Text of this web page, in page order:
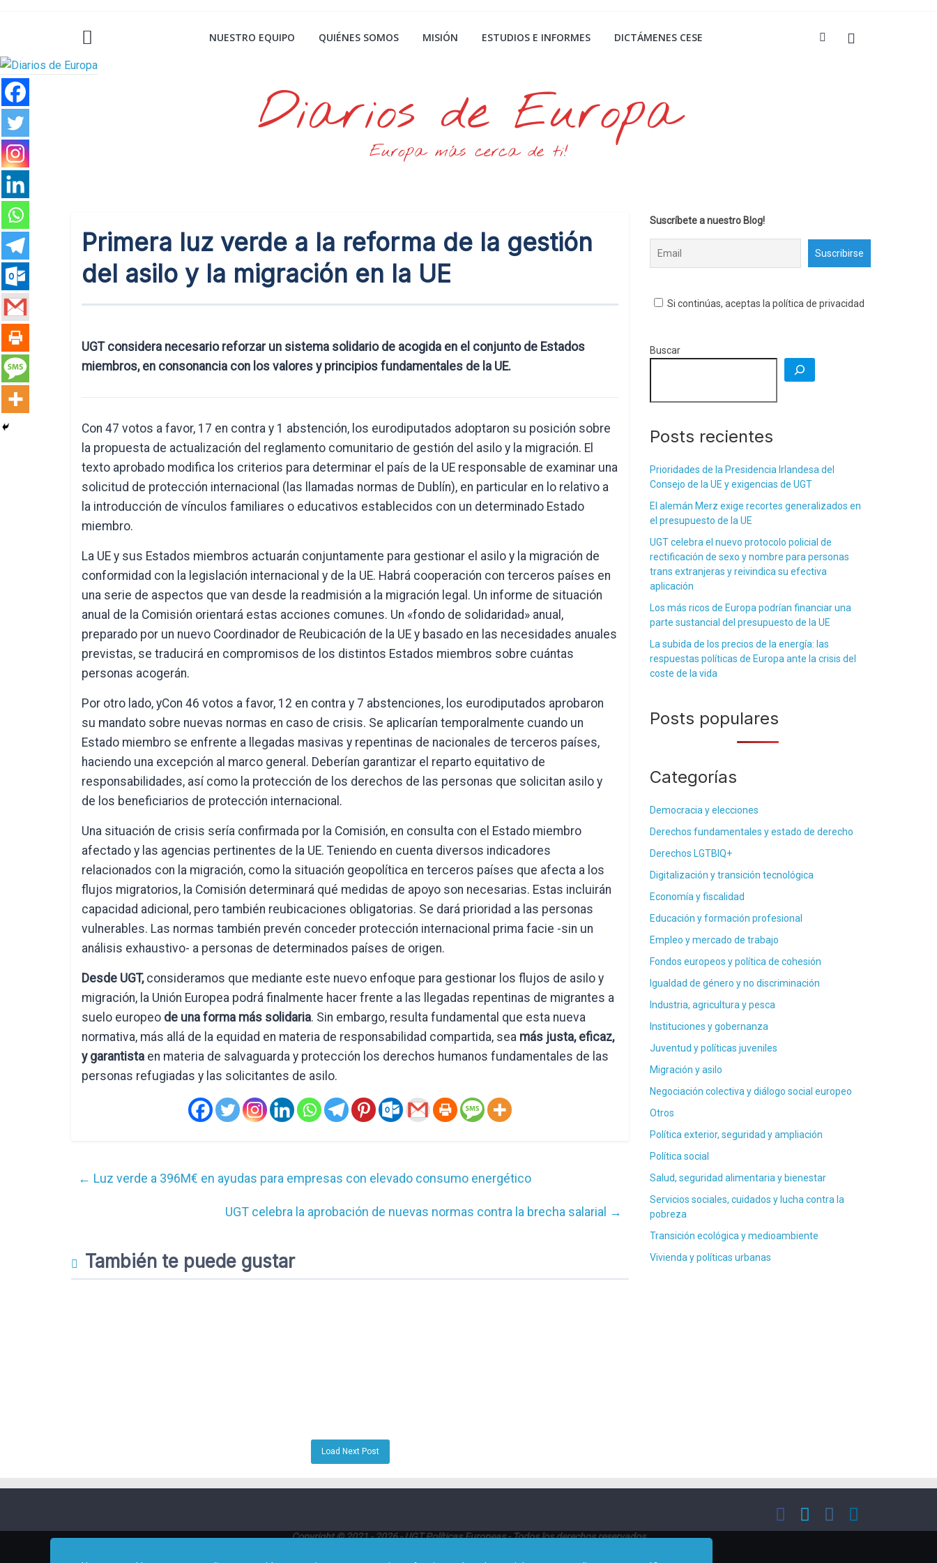
NUESTRO EQUIPO QUIÉNES SOMOS MISIÓN ESTUDIOS E INFORMES DICTÁMENES CESE
Diarios de Europa
Europa más cerca de ti!
Primera luz verde a la reforma de la gestión
del asilo y la migración en la UE
UGT considera necesario reforzar un sistema solidario de acogida en el conjunto de Estados
miembros, en consonancia con los valores y principios fundamentales de la UE.
Con 47 votos a favor, 17 en contra y 1 abstención, los eurodiputados adoptaron su posición sobre
la propuesta de actualización del reglamento comunitario de gestión del asilo y la migración. El
texto aprobado modifica los criterios para determinar el país de la UE responsable de examinar una
solicitud de protección internacional (las llamadas normas de Dublín), en particular en lo relativo a
la introducción de vínculos familiares o educativos establecidos con un determinado Estado
miembro.
La UE y sus Estados miembros actuarán conjuntamente para gestionar el asilo y la migración de
conformidad con la legislación internacional y de la UE. Habrá cooperación con terceros países en
una serie de aspectos que van desde la readmisión a la migración legal. Un informe de situación
anual de la Comisión orientará estas acciones comunes. Un «fondo de solidaridad» anual,
preparado por un nuevo Coordinador de Reubicación de la UE y basado en las necesidades anuales
previstas, se traducirá en compromisos de los distintos Estados miembros sobre cuántas
personas acogerán.
Por otro lado, yCon 46 votos a favor, 12 en contra y 7 abstenciones, los eurodiputados aprobaron
su mandato sobre nuevas normas en caso de crisis. Se aplicarían temporalmente cuando un
Estado miembro se enfrente a llegadas masivas y repentinas de nacionales de terceros países,
haciendo una excepción al marco general. Deberían garantizar el reparto equitativo de
responsabilidades, así como la protección de los derechos de las personas que solicitan asilo y
de los beneficiarios de protección internacional.
Una situación de crisis sería confirmada por la Comisión, en consulta con el Estado miembro
afectado y las agencias pertinentes de la UE. Teniendo en cuenta diversos indicadores
relacionados con la migración, como la situación geopolítica en terceros países que afecta a los
flujos migratorios, la Comisión determinará qué medidas de apoyo son necesarias. Estas incluirán
capacidad adicional, pero también reubicaciones obligatorias. Se dará prioridad a las personas
vulnerables. Las normas también prevén conceder protección internacional prima facie -sin un
análisis exhaustivo- a personas de determinados países de origen.
Desde UGT,consideramos que mediante este nuevo enfoque para gestionar los flujos de asilo y
migración, la Unión Europea podrá finalmente hacer frente a las llegadas repentinas de migrantes a
suelo europeo de una forma más solidaria. Sin embargo, resulta fundamental que esta nueva
normativa, más allá de la equidad en materia de responsabilidad compartida, sea más justa, eficaz,
y garantista en materia de salvaguarda y protección los derechos humanos fundamentales de las
personas refugiadas y las solicitantes de asilo.
← Luz verde a 396M€ en ayudas para empresas con elevado consumo energético
UGT celebra la aprobación de nuevas normas contra la brecha salarial →
También te puede gustar
Load Next Post
Suscríbete a nuestro Blog!
Si continúas, aceptas la política de privacidad
Buscar
Posts recientes
Prioridades de la Presidencia Irlandesa del
Consejo de la UE y exigencias de UGT
El alemán Merz exige recortes generalizados en
el presupuesto de la UE
UGT celebra el nuevo protocolo policial de
rectificación de sexo y nombre para personas
trans extranjeras y reivindica su efectiva
aplicación
Los más ricos de Europa podrían financiar una
parte sustancial del presupuesto de la UE
La subida de los precios de la energía: las
respuestas políticas de Europa ante la crisis del
coste de la vida
Posts populares
Categorías
Democracia y elecciones
Derechos fundamentales y estado de derecho
Derechos LGTBIQ+
Digitalización y transición tecnológica
Economía y fiscalidad
Educación y formación profesional
Empleo y mercado de trabajo
Fondos europeos y política de cohesión
Igualdad de género y no discriminación
Industria, agricultura y pesca
Instituciones y gobernanza
Juventud y políticas juveniles
Migración y asilo
Negociación colectiva y diálogo social europeo
Otros
Política exterior, seguridad y ampliación
Política social
Salud, seguridad alimentaria y bienestar
Servicios sociales, cuidados y lucha contra la
pobreza
Transición ecológica y medioambiente
Vivienda y políticas urbanas
Copyright © 2021 - 2026 - UGT Políticas Europeas - Todos los derechos reservados
Avenida de América 25, Planta 8ª (28002 - Madrid)